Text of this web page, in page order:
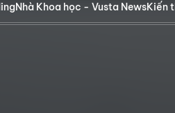
Nhà Khoa học - Vusta NewsKiến